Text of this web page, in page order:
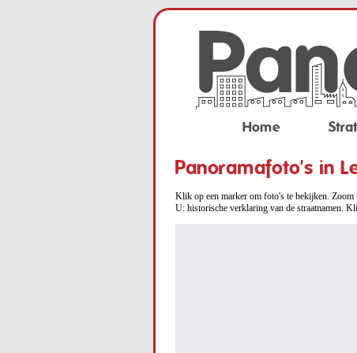
Home
Panoramafoto's in
Klik op een marker om foto's te bekijken. Zoom
U: historische verklaring van de straatnamen.